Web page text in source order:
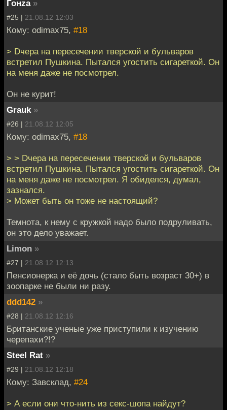
Гонzа »
#25 | 21.08.12 12:03
Кому: odimax75, #18
> Dчера на пересечении тверской и бульваров
встретил Пушкина. Пытался угостить сигареткой. Он
на меня даже не посмотрел.
Он не курит!
Grauk »
#26 | 21.08.12 12:05
Кому: odimax75, #18
> > Dчера на пересечении тверской и бульваров
встретил Пушкина. Пытался угостить сигареткой. Он
на меня даже не посмотрел. Я обиделся, думал,
зазнался.
> Может быть он тоже не настоящий?
Темнота, к нему с кружкой надо было подруливать,
он это дело уважает.
Limon »
#27 | 21.08.12 12:13
Пенсионерка и её дочь (стало быть возраст 30+) в
зоопарке не были ни разу.
ddd142 »
#28 | 21.08.12 12:16
Британские ученые уже приступили к изучению
черепахи?!?
Steel Rat »
#29 | 21.08.12 12:18
Кому: Завсклад, #24
> А если они что-нить из секс-шопа найдут?